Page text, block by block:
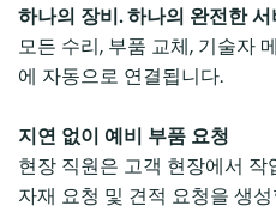
하나의 장비. 하나의 완전한
모든 수리, 부품 교체, 기술자
에 자동으로 연결됩니다.
지연 없이 예비 부품 요청
현장 직원은 고객 현장에서
자재 요청 및 견적 요청을 생